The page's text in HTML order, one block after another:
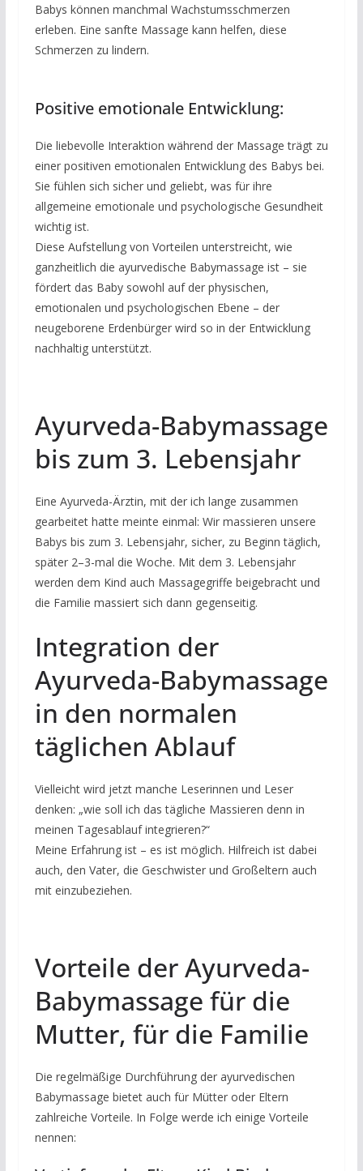
Babys können manchmal Wachstumsschmerzen
erleben. Eine sanfte Massage kann helfen, diese
Schmerzen zu lindern.
Positive emotionale Entwicklung:
Die liebevolle Interaktion während der Massage trägt zu
einer positiven emotionalen Entwicklung des Babys bei.
Sie fühlen sich sicher und geliebt, was für ihre
allgemeine emotionale und psychologische Gesundheit
wichtig ist.
Diese Aufstellung von Vorteilen unterstreicht, wie
ganzheitlich die ayurvedische Babymassage ist – sie
fördert das Baby sowohl auf der physischen,
emotionalen und psychologischen Ebene – der
neugeborene Erdenbürger wird so in der Entwicklung
nachhaltig unterstützt.
Ayurveda-Babymassage
bis zum 3. Lebensjahr
Eine Ayurveda-Ärztin, mit der ich lange zusammen
gearbeitet hatte meinte einmal: Wir massieren unsere
Babys bis zum 3. Lebensjahr, sicher, zu Beginn täglich,
später 2–3-mal die Woche. Mit dem 3. Lebensjahr
werden dem Kind auch Massagegriffe beigebracht und
die Familie massiert sich dann gegenseitig.
Integration der
Ayurveda-Babymassage
in den normalen
täglichen Ablauf
Vielleicht wird jetzt manche Leserinnen und Leser
denken: „wie soll ich das tägliche Massieren denn in
meinen Tagesablauf integrieren?“
Meine Erfahrung ist – es ist möglich. Hilfreich ist dabei
auch, den Vater, die Geschwister und Großeltern auch
mit einzubeziehen.
Vorteile der Ayurveda-
Babymassage für die
Mutter, für die Familie
Die regelmäßige Durchführung der ayurvedischen
Babymassage bietet auch für Mütter oder Eltern
zahlreiche Vorteile. In Folge werde ich einige Vorteile
nennen: